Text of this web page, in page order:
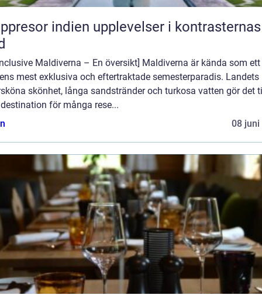
indien upplevelser i kontrasternas
Maldiverna – En översikt] Maldiverna är kända som
mest exklusiva och eftertraktade semesterparadis. Landets
skönhet, långa sandstränder och turkosa vatten gör det
för många rese...
08 juni